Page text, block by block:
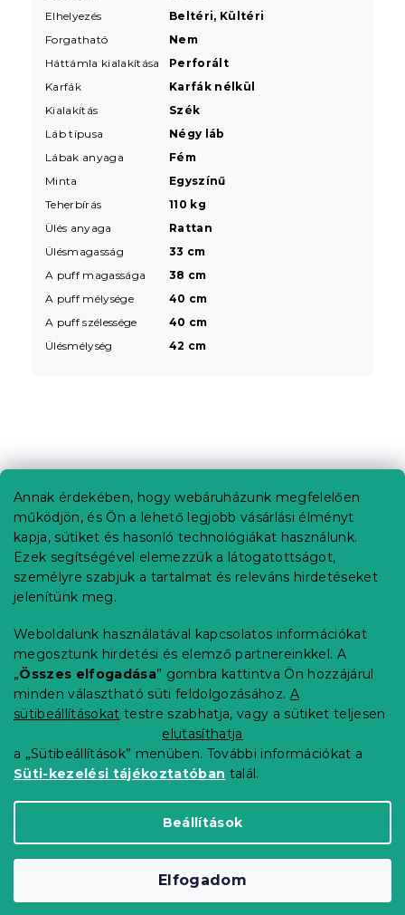
Annak érdekében, hogy webáruházunk megfelelően
működjön, és Ön a lehető legjobb vásárlási élményt
kapja, sütiket és hasonló technológiákat használunk.
Ezek segítségével elemezzük a látogatottságot,
személyre szabjuk a tartalmat és releváns hirdetéseket
jelenítünk meg.
Weboldalunk használatával kapcsolatos információkat
megosztunk hirdetési és elemző partnereinkkel. A
„Összes elfogadása” gombra kattintva Ön hozzájárul
minden választható süti feldolgozásához. A
sütibeállításokat testre szabhatja, vagy a sütiket teljesen
elutasíthatja
a „Sütibeállítások” menüben. További információkat a
Süti-kezelési tájékoztatóban talál.
Beállítások
Elfogadom
Elhelyezés
Beltéri, Kültéri
Forgatható
Nem
Háttámla kialakítása
Perforált
Karfák
Karfák nélkül
Kialakítás
Szék
Láb típusa
Négy láb
Lábak anyaga
Fém
Minta
Egyszínű
Teherbírás
110 kg
Ülés anyaga
Rattan
Ülésmagasság
33 cm
A puff magassága
38 cm
A puff mélysége
40 cm
A puff szélessége
40 cm
Ülésmélység
42 cm
á
Információ az Ön számára
Rendelés követése
Szállítási lehetőségek
Fizetési lehetőségek
Reklamáció és áruvisszaküldés
Elérhetőség
Általános szerződési feltételek
Adatvédelmi nyilatkozat
Blog
Partnereinknek
Copyright 2026Elerheto otthon. Minden jog
Süti beállítások szerkesztése